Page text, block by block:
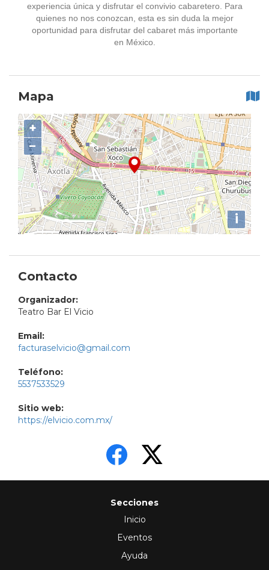
experiencia única y disfrutar el convivio cabaretero. Para
quienes no nos conozcan, esta es sin duda la mejor
oportunidad para disfrutar del cabaret más importante
en México.
Mapa
+
−
i
Contacto
Organizador:
Teatro Bar El Vicio
Email:
facturaselvicio@gmail.com
Teléfono:
5537533529
Sitio web:
https://elvicio.com.mx/
Secciones
Inicio
Eventos
Ayuda